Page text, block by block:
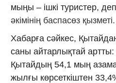
мыңы – ішкі туристер,
әкімінің баспасөз қызметі.
Хабарға сәйкес,
саны айтарлықтай
Қытайдың 54,1 мың
жылғы көрсеткіштен